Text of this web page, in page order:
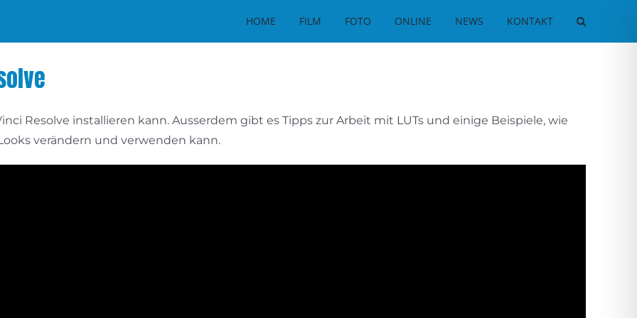
HOME FILM FOTO ONLINE NEWS KONTAKT
Resolve installieren kann. Ausserdem gibt es Tipps zur Arbeit mit LUTs und einige Beispiele, wie
verändern und verwenden kann.